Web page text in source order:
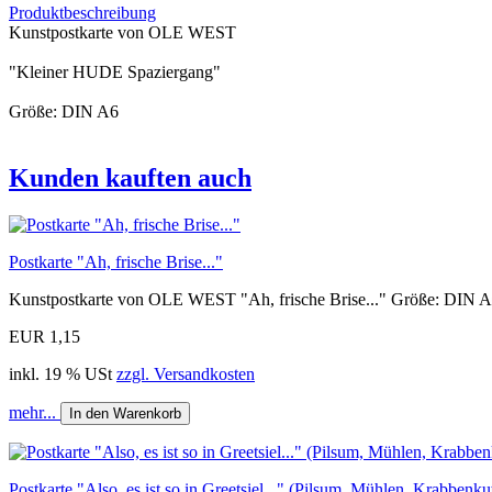
Produktbeschreibung
Kunstpostkarte von OLE WEST
"Kleiner HUDE Spaziergang"
Größe: DIN A6
Kunden kauften auch
Postkarte "Ah, frische Brise..."
Kunstpostkarte von OLE WEST "Ah, frische Brise..." Größe: DIN
EUR 1,15
inkl. 19 % USt zzgl. Versandkosten
mehr... In den Warenkorb